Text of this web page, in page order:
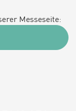
Messeseite: